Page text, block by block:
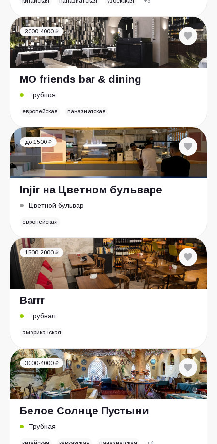
3000-4000 ₽
MO friends bar & dining
Трубная
европейская паназиатская
до 1500 ₽
Injir на Цветном бульваре
Цветной бульвар
европейская
1500-2000 ₽
Barrr
Трубная
американская
3000-4000 ₽
Белое Солнце Пустыни
Трубная